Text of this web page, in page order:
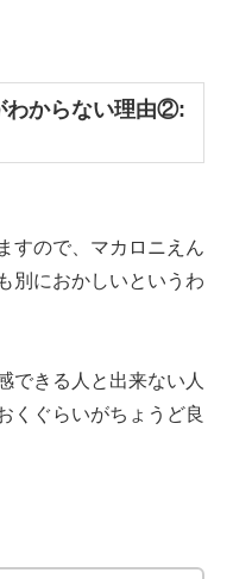
わからない理由②:
すので、マカロニえん
別におかしいというわ
できる人と出来ない人
くぐらいがちょうど良